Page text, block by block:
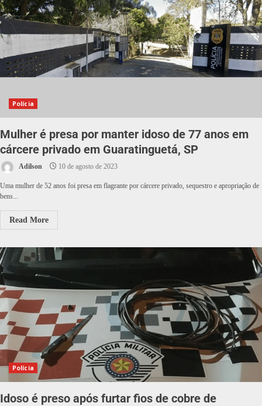
Polícia
Mulher é presa por manter idoso de 77 anos em
cárcere privado em Guaratinguetá, SP
Adilson 10 de agosto de 2023
Uma mulher de 52 anos foi presa em flagrante por cárcere privado, sequestro e apropriação de
bens...
Read More
Polícia
Idoso é preso após furtar fios de cobre de